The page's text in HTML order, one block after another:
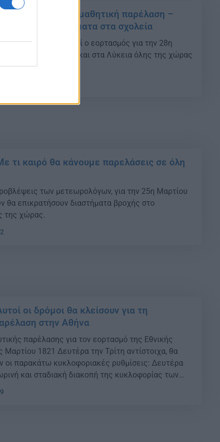
Τι ισχύει με την μαθητική παρέλαση –
θα γίνουν μαθήματα στα σχολεία
θα πραγματοποιηθεί ο εορτασμός για την 28η
στα Γυμνάσια και στα Λύκεια όλης της χώρας
τι καιρό θα κάνουμε παρελάσεις σε όλη
των μετεωρολόγων, για την 25η Μαρτίου
θα επικρατήσουν διαστήματα βροχής στο
της χώρας.
οι δρόμοι θα κλείσουν για τη
στην Αθήνα
παρέλασης για τον εορτασμό της Εθνικής
Μαρτίου 1821 Δευτέρα την Τρίτη αντίστοιχα, θα
οι παρακάτω κυκλοφοριακές ρυθμίσεις: Δευτέρα
και σταδιακή διακοπή της κυκλοφορίας των
απαγόρευση στάσης και στάθμευσης από 06:00′